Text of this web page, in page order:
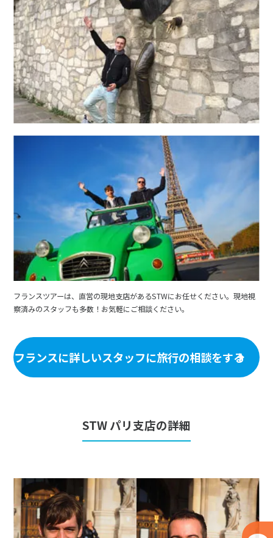
フランスツアーは、直営の現地支店があるSTWにお任せください。現地視
察済みのスタッフも多数！お気軽にご相談ください。
フランスに詳しいスタッフに旅行の相談をする
STW パリ支店の詳細